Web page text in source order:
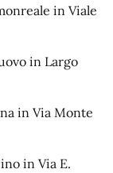
in Viale
in Largo
in Via Monte
in Via E.